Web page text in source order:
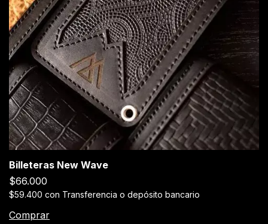
Billeteras New Wave
$66.000
$59.400 con Transferencia o depósito bancario
Comprar